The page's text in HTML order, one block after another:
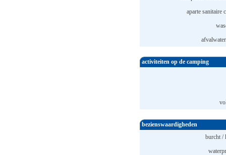
aparte sanitaire
activiteiten op de camping
bezienswaardigheden
burcht /